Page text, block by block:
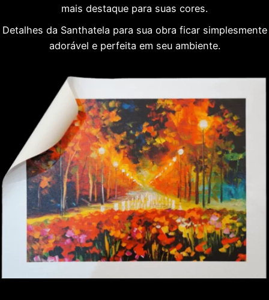
mais destaque para suas cores.
Detalhes da Santhatela para sua obra ficar simplesmente
adorável e perfeita em seu ambiente.